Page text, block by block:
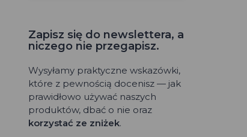
Zapisz się do newslettera, a
niczego nie przegapisz.
Wysyłamy praktyczne wskazówki,
które z pewnością docenisz — jak
prawidłowo używać naszych
produktów, dbać o nie oraz
korzystać ze zniżek.